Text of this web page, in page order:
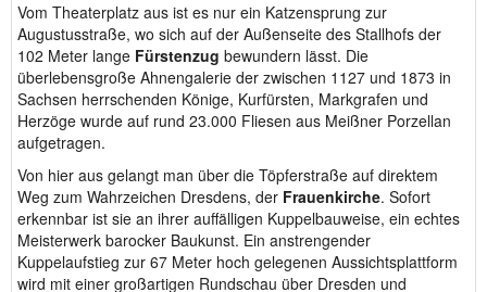
Vom Theaterplatz aus ist es nur ein Katzensprung zur
Augustusstraße, wo sich auf der Außenseite des Stallhofs der
102 Meter lange Fürstenzug bewundern lässt. Die
überlebensgroße Ahnengalerie der zwischen 1127 und 1873 in
Sachsen herrschenden Könige, Kurfürsten, Markgrafen und
Herzöge wurde auf rund 23.000 Fliesen aus Meißner Porzellan
aufgetragen.
Von hier aus gelangt man über die Töpferstraße auf direktem
Weg zum Wahrzeichen Dresdens, der Frauenkirche. Sofort
erkennbar ist sie an ihrer auffälligen Kuppelbauweise, ein echtes
Meisterwerk barocker Baukunst. Ein anstrengender
Kuppelaufstieg zur 67 Meter hoch gelegenen Aussichtsplattform
wird mit einer großartigen Rundschau über Dresden und